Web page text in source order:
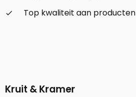
check_small
Top kwaliteit aan producten
Kruit & Kramer